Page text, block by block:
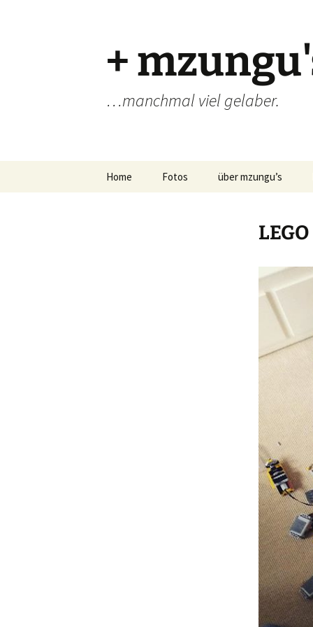
+
…manchmal viel gelaber.
Home Fotos über mzungu’s